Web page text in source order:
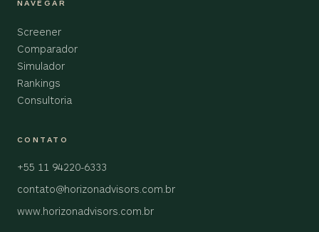
NAVEGAR
Screener
Comparador
Simulador
Rankings
Consultoria
CONTATO
+55 11 94220-6333
contato@horizonadvisors.com.br
www.horizonadvisors.com.br